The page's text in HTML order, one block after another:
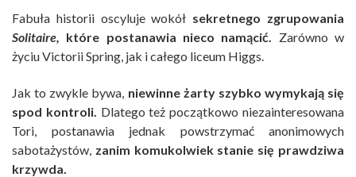
Fabuła historii oscyluje wokół sekretnego zgrupowania
Solitaire, które postanawia nieco namącić.
Zarówno w
życiu Victorii Spring, jak i całego liceum Higgs.
Jak to zwykle bywa, niewinne żarty szybko wymykają się
spod kontroli. Dlatego też początkowo niezainteresowana
Tori, postanawia jednak powstrzymać anonimowych
sabotażystów, zanim komukolwiek stanie się prawdziwa
krzywda.